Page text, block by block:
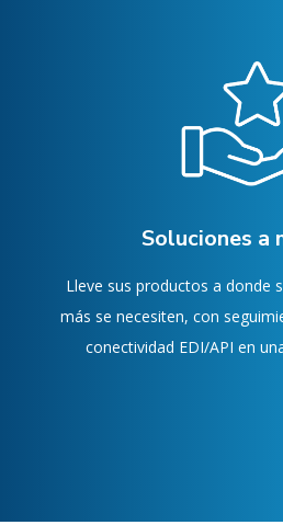
Soluciones a
Lleve sus productos a donde
más se necesiten, con
conectividad EDI/API en